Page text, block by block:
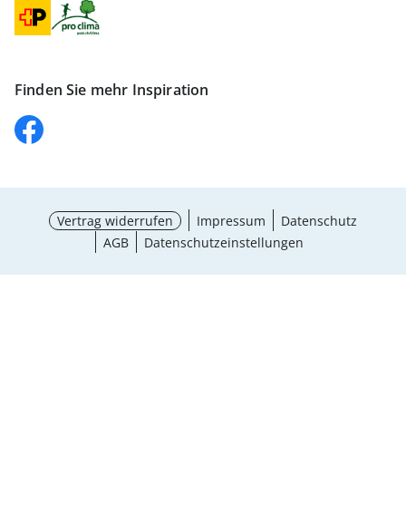
Finden Sie mehr Inspiration
Vertrag widerrufen Impressum
Datenschutz
AGB
Datenschutzeinstellungen